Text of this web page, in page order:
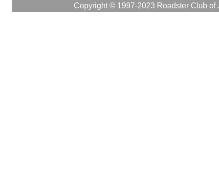
Copyright © 1997-2023 Roadster Club of